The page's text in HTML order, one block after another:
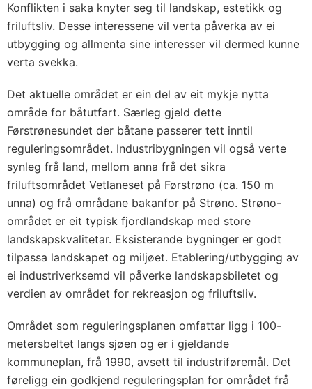
Konflikten i saka knyter seg til landskap, estetikk og
friluftsliv. Desse interessene vil verta påverka av ei
utbygging og allmenta sine interesser vil dermed kunne
verta svekka.
Det aktuelle området er ein del av eit mykje nytta
område for båtutfart. Særleg gjeld dette
Førstrønesundet der båtane passerer tett inntil
reguleringsområdet. Industribygningen vil også verte
synleg frå land, mellom anna frå det sikra
friluftsområdet Vetlaneset på Førstrøno (ca. 150 m
unna) og frå områdane bakanfor på Strøno. Strøno-
området er eit typisk fjordlandskap med store
landskapskvalitetar. Eksisterande bygninger er godt
tilpassa landskapet og miljøet. Etablering/utbygging av
ei industriverksemd vil påverke landskapsbiletet og
verdien av området for rekreasjon og friluftsliv.
Området som reguleringsplanen omfattar ligg i 100-
metersbeltet langs sjøen og er i gjeldande
kommuneplan, frå 1990, avsett til industriføremål. Det
føreligg ein godkjend reguleringsplan for området frå